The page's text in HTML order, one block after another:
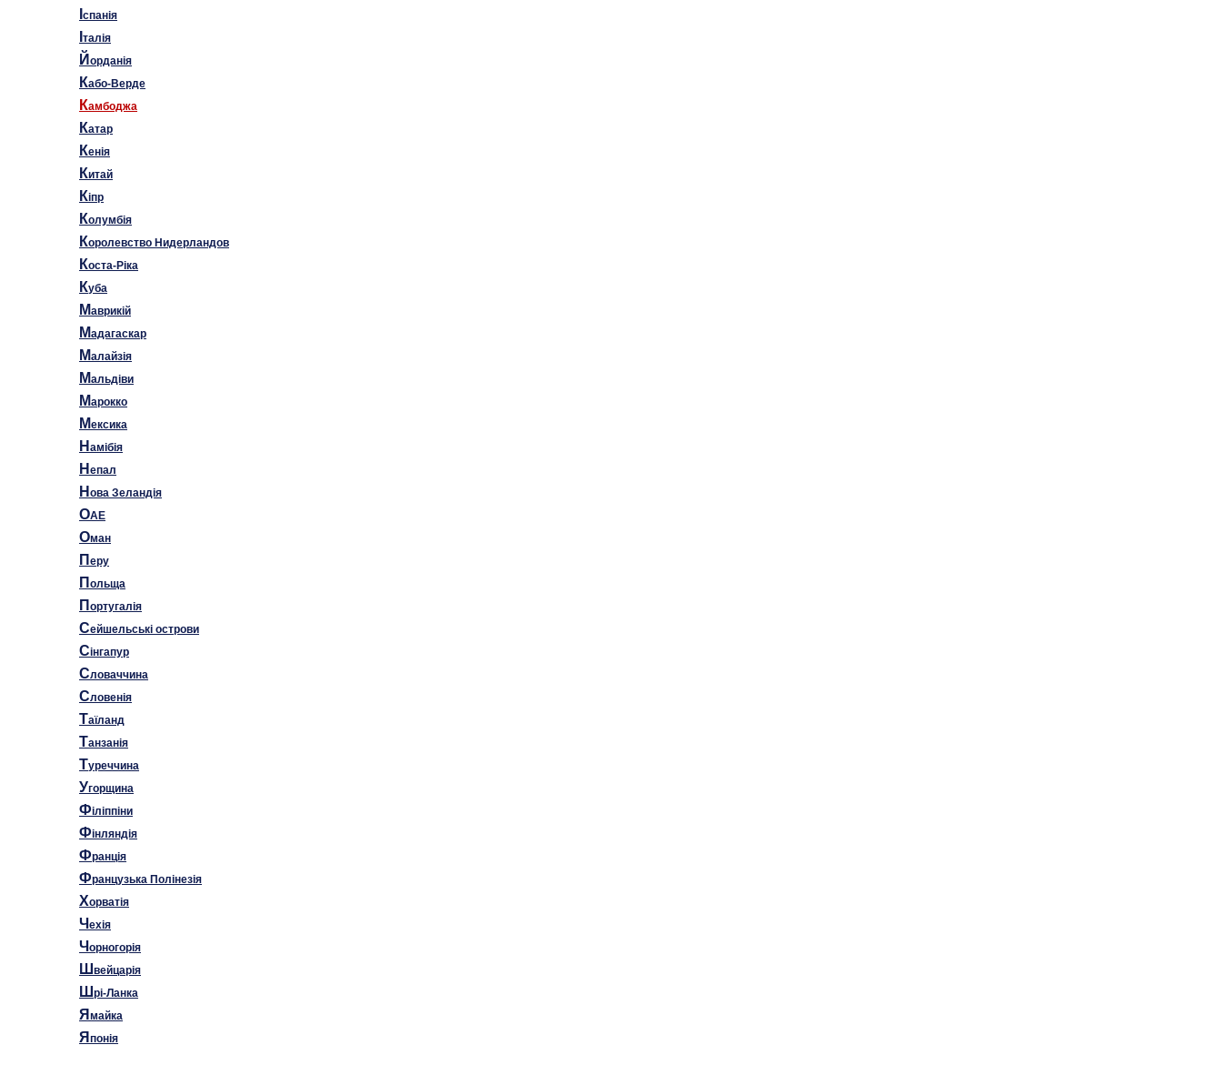
спанія
талія
Й орданія
Кабо-Верде
Камбоджа
Катар
Кенія
Китай
Кіпр
Колумбія
Королевство Нидерландов
Коста-Ріка
Куба
Маврикій
Мадагаскар
Малайзія
Мальдіви
Марокко
Мексика
Н амібія
Н епал
Н ова Зеландія
ОAE
Оман
П еру
П ольща
П ортугалія
Сейшельські острови
Сінгапур
Словаччина
Словенія
Таїланд
Танзанія
Туреччина
Угорщина
Філіппіни
Фінляндія
Франція
Французька Полінезія
Хорватія
Ч ехія
Ч орногорія
Ш вейцарія
Ш рі-Ланка
Я майка
Я понія